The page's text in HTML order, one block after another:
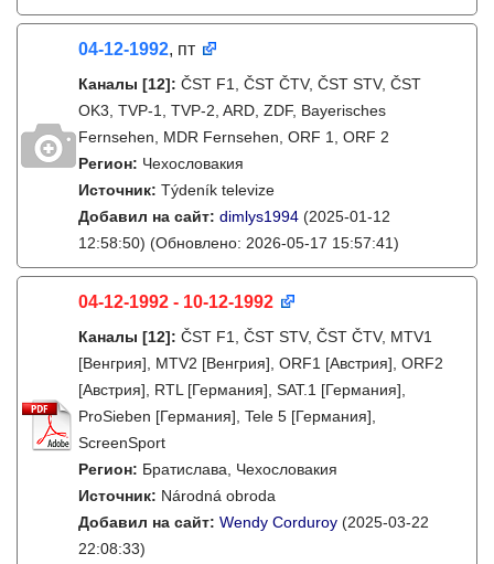
04-12-1992, пт
Каналы [12]: ČST F1, ČST ČTV, ČST STV, ČST
OK3, TVP-1, TVP-2, ARD, ZDF, Bayerisches
Fernsehen, MDR Fernsehen, ORF 1, ORF 2
Регион: Чехословакия
Источник: Týdeník televize
Добавил на сайт: dimlys1994 (2025-01-12
12:58:50) (Обновлено: 2026-05-17 15:57:41)
04-12-1992 - 10-12-1992
Каналы [12]: ČST F1, ČST STV, ČST ČTV, MTV1
[Венгрия], MTV2 [Венгрия], ORF1 [Австрия], ORF2
[Австрия], RTL [Германия], SAT.1 [Германия],
ProSieben [Германия], Tele 5 [Германия],
ScreenSport
Регион: Братислава, Чехословакия
Источник: Národná obroda
Добавил на сайт: Wendy Corduroy (2025-03-22
22:08:33)